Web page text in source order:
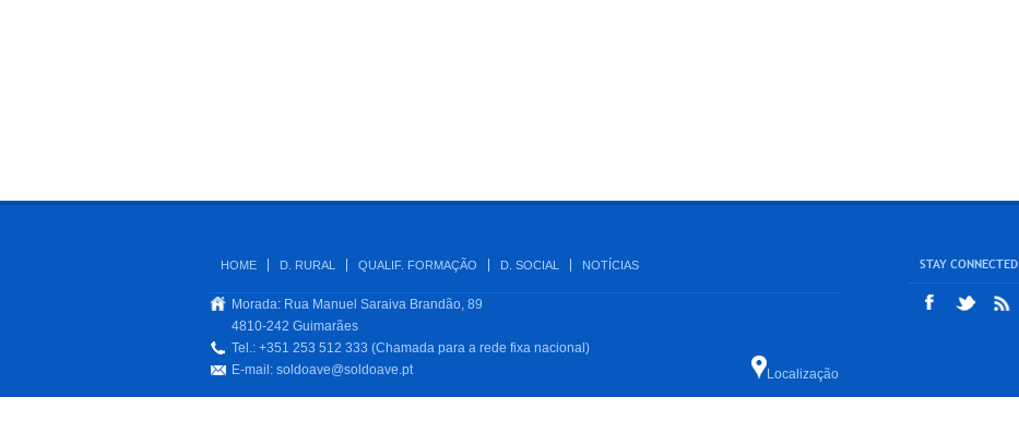
HOME D. RURAL QUALIF. FORMAÇÃO D. SOCIAL NOTÍCIAS
Morada: Rua Manuel Saraiva Brandão, 89
4810-242 Guimarães
Tel.: +351 253 512 333 (Chamada para a rede fixa nacional)
E-mail: soldoave@soldoave.pt Localização
STAY CONNECTED